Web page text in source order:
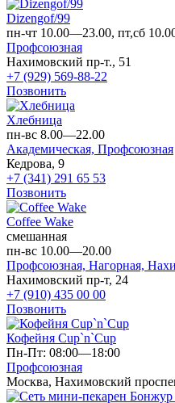
Dizengof/99
пн-чт 10.00—23.00, пт,сб
Профсоюзная
Нахимовский пр-т., 51
+7 (929) 569-88-22
Позвонить
Хлебница
пн-вс 8.00—22.00
Академическая, Профсоюзная
Кедрова, 9
+7 (341) 291 65 53
Позвонить
Coffee Wake
смешанная
пн-вс 10.00—20.00
Профсоюзная, Нагорная,
Нахимовский пр-т, 24
+7 (910) 435 00 00
Позвонить
Кофейня Cup`n`Cup
Пн-Пт: 08:00—18:00
Профсоюзная
Москва, Нахимовский